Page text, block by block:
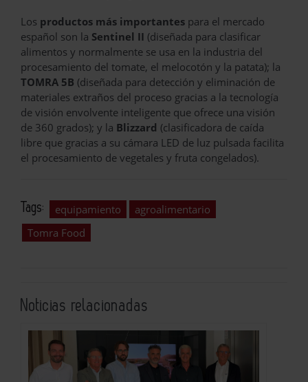
Los productos más importantes para el mercado
español son la Sentinel II (diseñada para clasificar
alimentos y normalmente se usa en la industria del
procesamiento del tomate, el melocotón y la patata); la
TOMRA 5B (diseñada para detección y eliminación de
materiales extraños del proceso gracias a la tecnología
de visión envolvente inteligente que ofrece una visión
de 360 grados); y la Blizzard (clasificadora de caída
libre que gracias a su cámara LED de luz pulsada facilita
el procesamiento de vegetales y fruta congelados).
Tags: equipamiento
agroalimentario
Tomra Food
Noticias relacionadas